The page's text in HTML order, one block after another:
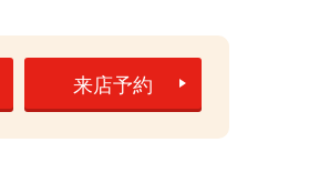
来店予約